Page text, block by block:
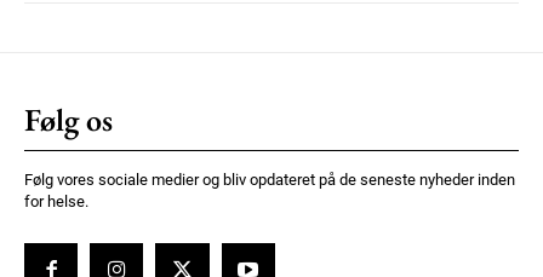
100DKK
Etiam est nibh, lobortis sit
Følg os
Følg vores sociale medier og bliv opdateret på de seneste nyheder inden
for helse.